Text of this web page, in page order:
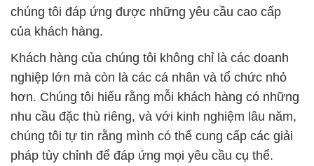
chúng tôi đáp ứng được những yêu cầu cao cấp
của khách hàng.
Khách hàng của chúng tôi không chỉ là các doanh
nghiệp lớn mà còn là các cá nhân và tổ chức nhỏ
hơn. Chúng tôi hiểu rằng mỗi khách hàng có những
nhu cầu đặc thù riêng, và với kinh nghiệm lâu năm,
chúng tôi tự tin rằng mình có thể cung cấp các giải
pháp tùy chỉnh để đáp ứng mọi yêu cầu cụ thể.